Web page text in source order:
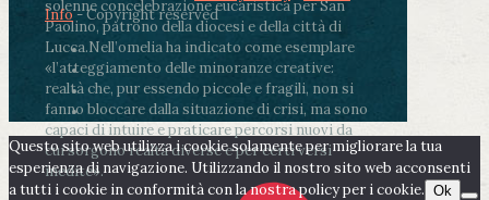
solenne concelebrazione eucaristica per San
Paolino, patrono della diocesi e della città di
Lucca.Nell’omelia ha indicato come esemplare
«l’atteggiamento delle minoranze creative:
realtà che, pur essendo piccole e fragili, non si
fanno bloccare dalla situazione di crisi, ma sono
capaci di intuire e praticare percorsi nuovi da
cui sorgono realtà diverse e per certi versi
inedite».
Info- Copyright reserved
Questo sito web utilizza i cookie solamente per migliorare la tua
esperienza di navigazione. Utilizzando il nostro sito web acconsenti
a tutti i cookie in conformità con la nostra policy per i cookie. Ok